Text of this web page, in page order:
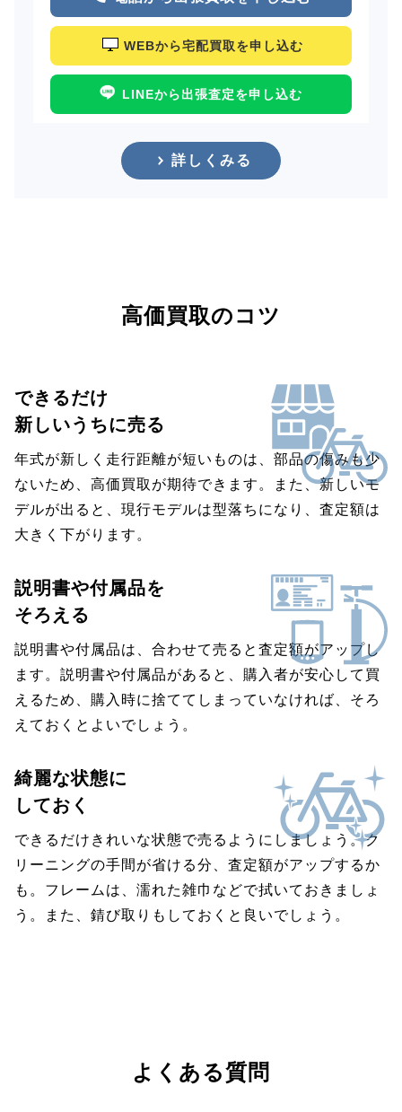
WEBから宅配買取を申し込む
LINEから出張査定を申し込む
詳しくみる
高価買取のコツ
できるだけ
新しいうちに売る
年式が新しく走行距離が短いものは、部品の傷みも少
ないため、高価買取が期待できます。また、新しいモ
デルが出ると、現行モデルは型落ちになり、査定額は
大きく下がります。
説明書や付属品を
そろえる
説明書や付属品は、合わせて売ると査定額がアップし
ます。説明書や付属品があると、購入者が安心して買
えるため、購入時に捨ててしまっていなければ、そろ
えておくとよいでしょう。
綺麗な状態に
しておく
できるだけきれいな状態で売るようにしましょう。ク
リーニングの手間が省ける分、査定額がアップするか
も。フレームは、濡れた雑巾などで拭いておきましょ
う。また、錆び取りもしておくと良いでしょう。
よくある質問